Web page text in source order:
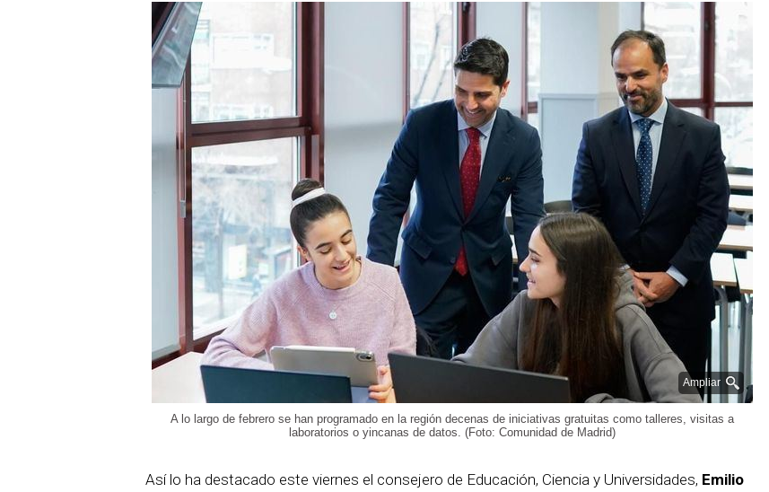
Ampliar
A lo largo de febrero se han programado en la región decenas de iniciativas gratuitas como talleres, visitas a
laboratorios o yincanas de datos. (Foto: Comunidad de Madrid)
Así lo ha destacado este viernes el consejero de Educación, Ciencia y Universidades, Emilio